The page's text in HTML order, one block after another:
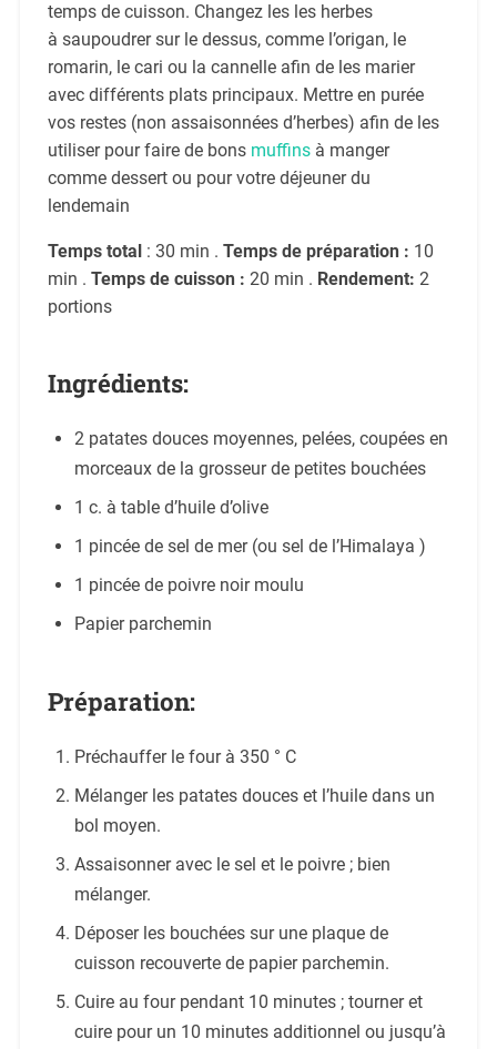
temps de cuisson. Changez les les herbes
à saupoudrer sur le dessus, comme l’origan, le
romarin, le cari ou la cannelle afin de les marier
avec différents plats principaux. Mettre en purée
vos restes (non assaisonnées d’herbes) afin de les
utiliser pour faire de bons muffinsà manger
comme dessert ou pour votre déjeuner du
lendemain
Temps total: 30 min . Temps de préparation : 10
min . Temps de cuisson : 20 min . Rendement: 2
portions
Ingrédients:
2 patates douces moyennes, pelées, coupées en
morceaux de la grosseur de petites bouchées
1 c. à table d’huile d’olive
1 pincée de sel de mer (ou sel de l’Himalaya )
1 pincée de poivre noir moulu
Papier parchemin
Préparation:
Préchauffer le four à 350 ° C
Mélanger les patates douces et l’huile dans un
bol moyen.
Assaisonner avec le sel et le poivre ; bien
mélanger.
Déposer les bouchées sur une plaque de
cuisson recouverte de papier parchemin.
Cuire au four pendant 10 minutes ; tourner et
cuire pour un 10 minutes additionnel ou jusqu’à